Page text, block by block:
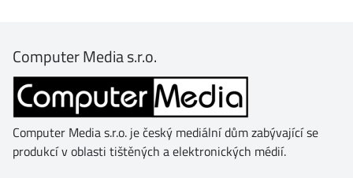
Computer Media s.r.o.
Computer Media s.r.o. je český mediální dům zabývající se
produkcí v oblasti tištěných a elektronických médií.